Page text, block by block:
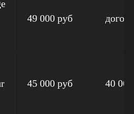
49 000 руб
45 000 руб 40